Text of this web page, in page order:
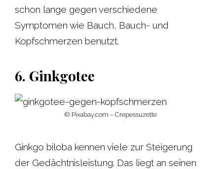
schon lange gegen verschiedene
Symptomen wie Bauch, Bauch- und
Kopfschmerzen benutzt.
6. Ginkgotee
© Pixabay.com – Crepessuzette
Ginkgo biloba kennen viele zur Steigerung
der Gedächtnisleistung. Das liegt an seinen